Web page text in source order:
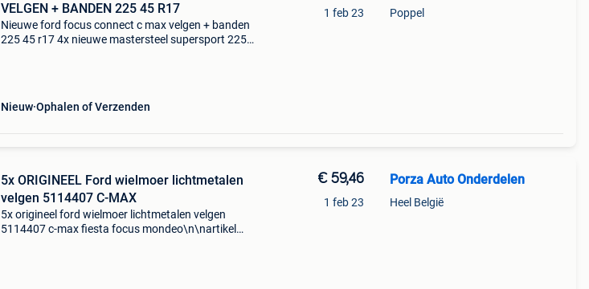
VELGEN + BANDEN 225 45 R17
Nieuwe ford focus connect c max velgen + banden
225 45 r17 4x nieuwe mastersteel supersport 225
Nieuw Ophalen of Verzenden
1 feb 23 Poppel
5x ORIGINEEL Ford wielmoer lichtmetalen
velgen 5114407 C-MAX
5x origineel ford wielmoer lichtmetalen velgen
5114407 c-max fiesta focus mondeo\n\nartikel
€ 59,46
1 feb 23
Porza Auto Onderdelen
Heel België